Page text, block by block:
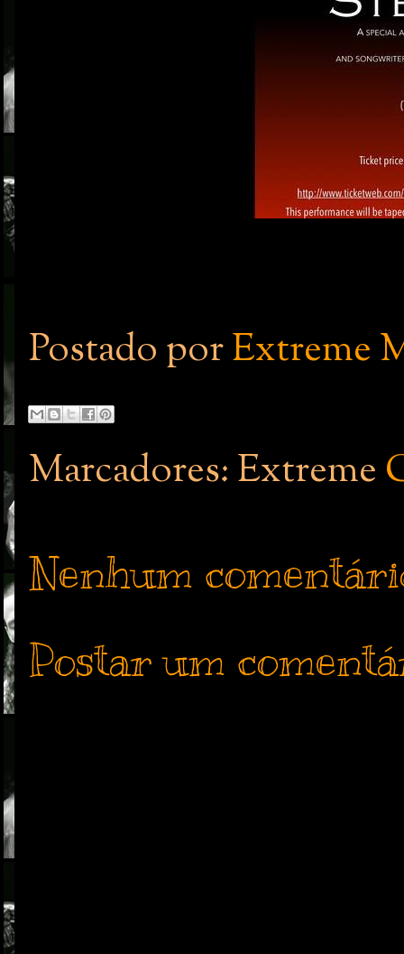
Postado porExtreme
Marcadores: Extreme
Nenhum
Postar um